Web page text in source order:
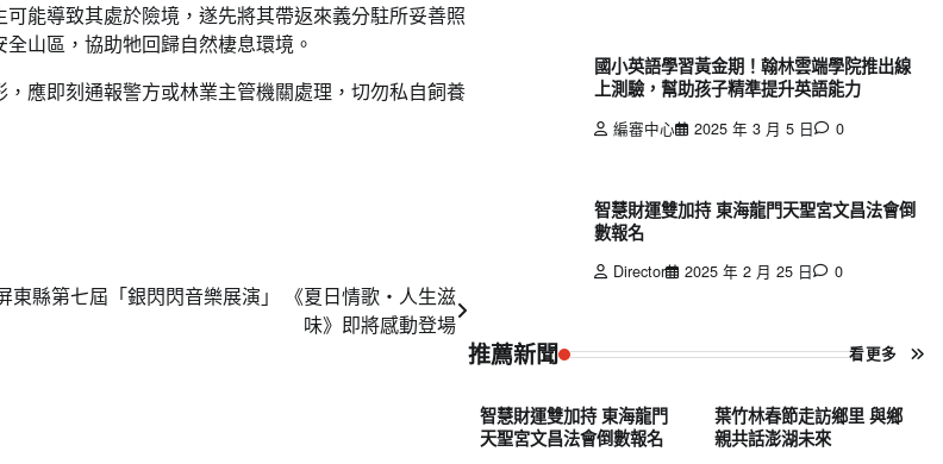
能導致其處於險境，遂先將其帶返來義分駐所妥善照
山區，協助牠回歸自然棲息環境。
應即刻通報警方或林業主管機關處理，切勿私自飼養
東縣第七屆「銀閃閃音樂展演」 《夏日情歌・人生滋
味》即將感動登場
國小英語學習黃金期！翰林雲端學院推出線
上測驗，幫助孩子精準提升英語能力
編審中心 2025 年 3 月 5 日 0
智慧財運雙加持 東海龍門天聖宮文昌法會倒
數報名
Director 2025 年 2 月 25 日 0
推薦新聞 看更多
智慧財運雙加持 東海龍門
天聖宮文昌法會倒數報名
葉竹林春節走訪鄉里 與鄉
親共話澎湖未來